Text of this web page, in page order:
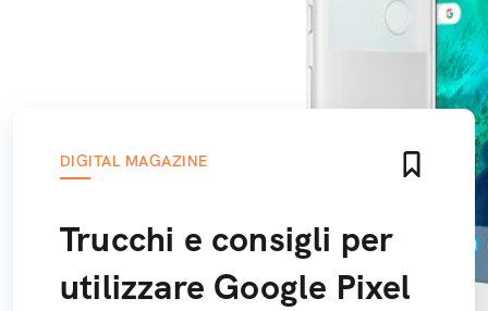
DIGITAL MAGAZINE
Trucchi e consigli per
utilizzare Google Pixel